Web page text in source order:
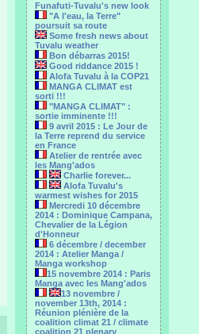
Funafuti-Tuvalu's new look
"A l'eau, la Terre"
poursuit sa route
Some fresh news about
Tuvalu weather
Bon débarras 2015!
Good riddance 2015 !
Alofa Tuvalu à la COP21
MANGA CLIMAT est
sorti !!!
"MANGA CLIMAT" :
sortie imminente !!!
9 avril 2015 : Le Jour de
la Terre reprend du service
en France
Atelier de rentrée avec
les Mang'ados
Charlie forever...
Alofa Tuvalu's
warmest wishes for 2015
Mercredi 10 décembre
2014 : Dominique Campana,
Chevalier de la Légion
d'Honneur
6 décembre / december
2014 : Atelier Manga /
Manga workshop
15 novembre 2014 : Paris
Manga avec les Mang'ados
13 novembre /
november 13th, 2014 :
Réunion plénière de la
coalition climat 21 / climate
coalition 21 plenary